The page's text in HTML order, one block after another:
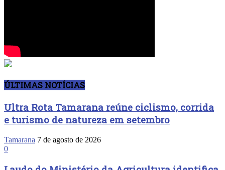
ÚLTIMAS NOTÍCIAS
Ultra Rota Tamarana reúne ciclismo, corrida
e turismo de natureza em setembro
Tamarana 7 de agosto de 2026
0